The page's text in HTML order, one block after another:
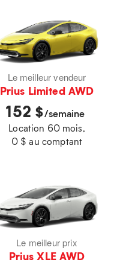
Le meilleur vendeur
Prius Limited AWD
152 $/semaine
Location 60 mois,
0 $ au comptant
Le meilleur prix
Prius XLE AWD